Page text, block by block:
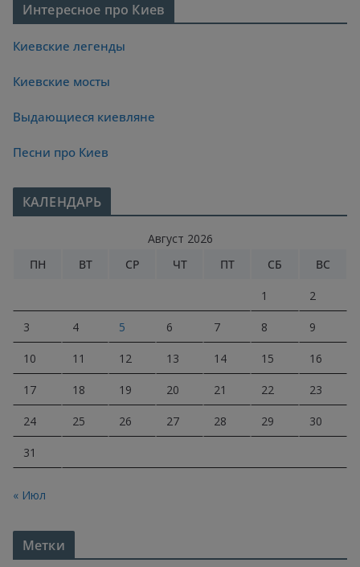
Интересное про Киев
Киевские легенды
Киевские мосты
Выдающиеся киевляне
Песни про Киев
КАЛЕНДАРЬ
Август 2026
ПН
ВТ СР ЧТ ПТ СБ ВС
1 2
3 4 5 6 7 8 9
10 11 12 13 14 15 16
17 18 19 20 21 22 23
24 25 26 27 28 29 30
31
« Июл
Метки